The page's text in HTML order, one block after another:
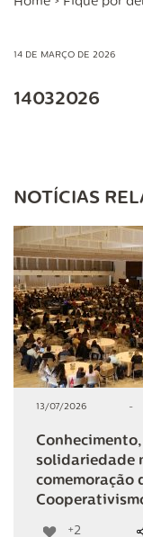
14 DE MARÇO DE 2026
14032026
NOTÍCIAS
13/07/2026 -
solidariedade
comemoração
+2